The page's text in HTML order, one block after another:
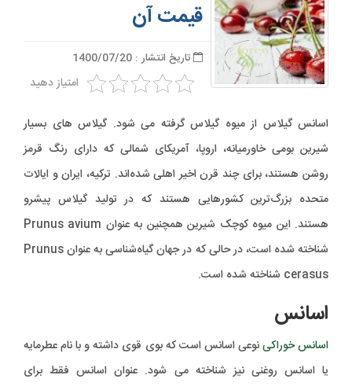
قیمت آن
تاریخ انتشار : 1400/07/20
امتیاز دهید
اسانس گیلاس از میوه گیلاس گرفته می شود. گیلاس های بسیار
شیرین بومی خاورمیانه، اروپا، آمریکای شمالی که دارای رنگ قرمز
روشن هستند، برای چند قرن اخیر اهلی شده‌اند. ترکیه، ایران و ایالات
متحده بزرگ‌ترین کشورهایی هستند که در تولید گیلاس پیشرو
هستند. این میوه کوچک شیرین همچنین به عنوان Prunus avium
شناخته شده است، در حالی که در جهان گیاه‌شناسی به عنوان Prunus
cerasus شناخته شده است.
اسانس
اسانس خوراکینوعی اسانس است که بوی قوی داشته و با نام عطرمایه
یا اسانس روغنی نیز شناخته می شود. عنوان اسانس فقط برای